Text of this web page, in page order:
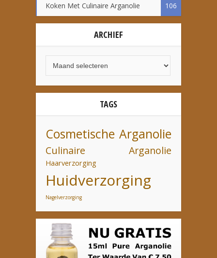
Koken Met Culinaire Arganolie 106
ARCHIEF
TAGS
Cosmetische Arganolie
Culinaire Arganolie
Haarverzorging
Huidverzorging
Nagelverzorging